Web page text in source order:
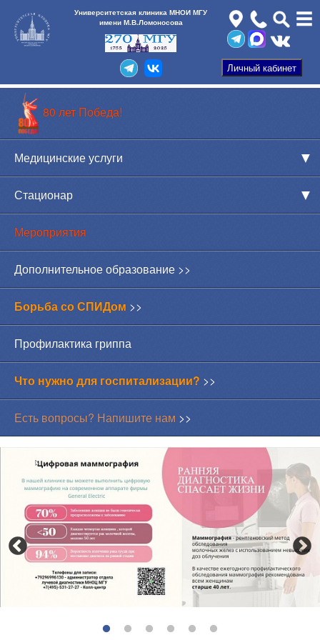
Университетская клиника МНОИ МГУ
имени М.В.Ломоносова
80 лет Победа!
Медицинские услуги
Стационар
Мероприятия
Дополнительное образование >>
Борьба со СПИДом >>
Профилактика гриппа
Что нужно для госпитализации? >>
Есть вопросы? Напишите нам >>